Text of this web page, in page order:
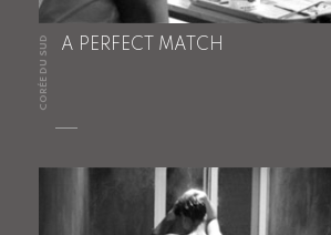
CORÉE DU SUD A PERFECT MATCH